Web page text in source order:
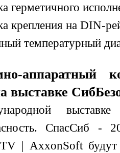
герметичного
крепления на DIN-
температурный
аппаратный
выставке
СпасСиб -
| AxxonSoft будут